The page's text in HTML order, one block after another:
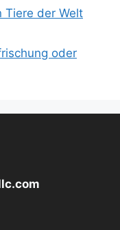
Tiere der Welt
oder